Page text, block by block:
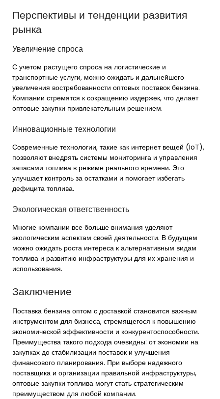
Перспективы и тенденции развития
рынка
Увеличение спроса
С учетом растущего спроса на логистические и
транспортные услуги, можно ожидать и дальнейшего
увеличения востребованности оптовых поставок бензина.
Компании стремятся к сокращению издержек, что делает
оптовые закупки привлекательным решением.
Инновационные технологии
Современные технологии, такие как интернет вещей (IoT),
позволяют внедрять системы мониторинга и управления
запасами топлива в режиме реального времени. Это
улучшает контроль за остатками и помогает избегать
дефицита топлива.
Экологическая ответственность
Многие компании все больше внимания уделяют
экологическим аспектам своей деятельности. В будущем
можно ожидать роста интереса к альтернативным видам
топлива и развитию инфраструктуры для их хранения и
использования.
Заключение
Поставка бензина оптом с доставкой становится важным
инструментом для бизнеса, стремящегося к повышению
экономической эффективности и конкурентоспособности.
Преимущества такого подхода очевидны: от экономии на
закупках до стабилизации поставок и улучшения
финансового планирования. При выборе надежного
поставщика и организации правильной инфраструктуры,
оптовые закупки топлива могут стать стратегическим
преимуществом для любой компании.